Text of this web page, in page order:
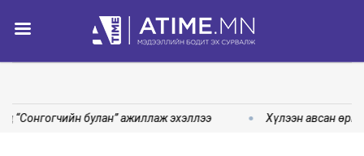
“Сонгогчийн булан” ажиллаж эхэллээ Хүлээн авсан